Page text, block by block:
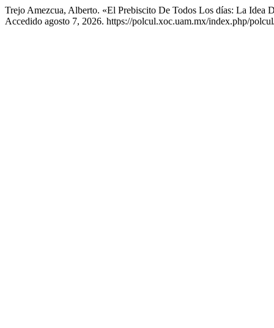
Trejo Amezcua, Alberto. «El Prebiscito De Todos Los días: La Idea
Accedido agosto 7, 2026. https://polcul.xoc.uam.mx/index.php/